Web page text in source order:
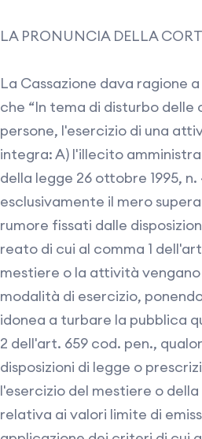
LA PRONUNCIA DELLA
La Cassazione dava ragione
che “In tema di disturbo delle
persone, l'esercizio di una
integra: A) l'illecito
della legge 26 ottobre 1995,
esclusivamente il mero
rumore fissati dalle
reato di cui al comma 1
mestiere o la attività
modalità di esercizio,
idonea a turbare la pubblica
2 dell'art. 659 cod. pen.,
disposizioni di legge o
l'esercizio del mestiere o
relativa ai valori limite di